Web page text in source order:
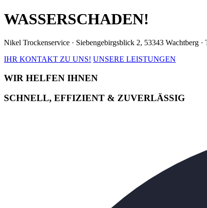
WASSERSCHADEN!
Nikel Trockenservice · Siebengebirgsblick 2, 53343 Wachtberg ·
IHR KONTAKT ZU UNS! UNSERE LEISTUNGEN
WIR HELFEN IHNEN
SCHNELL, EFFIZIENT & ZUVERLÄSSIG